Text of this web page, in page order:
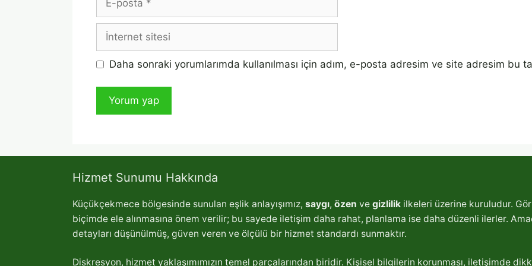
posta
İnternet
sitesi
Daha sonraki yorumlarımda kullanılması için adım, e-posta adresim ve site adresim bu
Hizmet Sunumu Hakkında
Küçükçekmece bölgesinde sunulan eşlik anlayışımız, saygı, özen ve gizlilik ilkeleri üzerine kuruludur.
biçimde ele alınmasına önem verilir; bu sayede iletişim daha rahat, planlama ise daha düzenli ilerler.
detayları düşünülmüş, güven veren ve ölçülü bir hizmet standardı sunmaktır.
Diskresyon, hizmet yaklaşımımızın temel parçalarından biridir. Kişisel bilgilerin korunması, iletişimde